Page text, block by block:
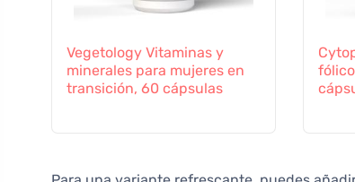
Vegetology Vitaminas y
minerales para mujeres en
transición, 60 cápsulas